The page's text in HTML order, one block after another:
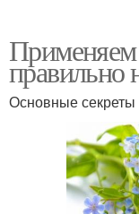
Применяем
правильно
Основные